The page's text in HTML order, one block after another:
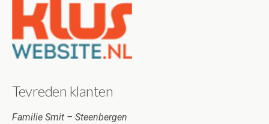
Tevreden klanten
Familie Smit – Steenbergen